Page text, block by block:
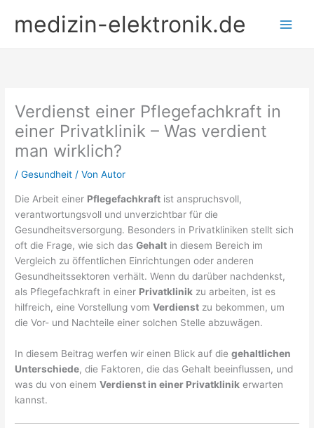
Inhaltmedizin-elektronik.de
Verdienst einer Pflegefachkraft in
einer Privatklinik – Was verdient
man wirklich?
/Gesundheit / VonAutor
Die Arbeit einer Pflegefachkraft ist anspruchsvoll,
verantwortungsvoll und unverzichtbar für die
Gesundheitsversorgung. Besonders in Privatkliniken stellt sich
oft die Frage, wie sich dasGehalt in diesem Bereich im
Vergleich zu öffentlichen Einrichtungen oder anderen
Gesundheitssektoren verhält. Wenn du darüber nachdenkst,
als Pflegefachkraft in einer Privatklinik zu arbeiten, ist es
hilfreich, eine Vorstellung vomVerdienst zu bekommen, um
die Vor- und Nachteile einer solchen Stelle abzuwägen.
In diesem Beitrag werfen wir einen Blick auf diegehaltlichen
Unterschiede, die Faktoren, die das Gehalt beeinflussen, und
was du von einemVerdienst in einer Privatklinik erwarten
kannst.